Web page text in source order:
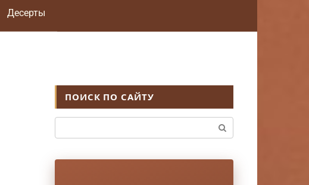
Десерты
ПОИСК ПО САЙТУ